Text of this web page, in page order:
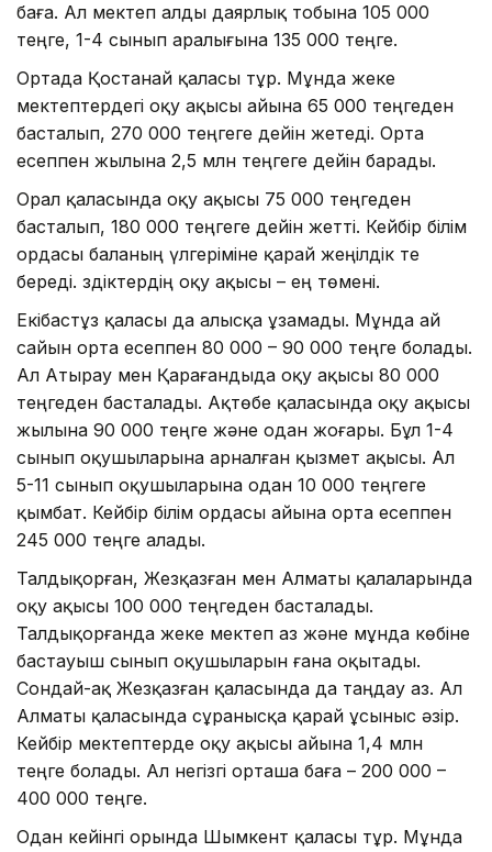
баға. Ал мектеп алды даярлық тобына 105 000
теңге, 1-4 сынып аралығына 135 000 теңге.
Ортада Қостанай қаласы тұр. Мұнда жеке
мектептердегі оқу ақысы айына 65 000 теңгеден
басталып, 270 000 теңгеге дейін жетеді. Орта
есеппен жылына 2,5 млн теңгеге дейін барады.
Орал қаласында оқу ақысы 75 000 теңгеден
басталып, 180 000 теңгеге дейін жетті. Кейбір білім
ордасы баланың үлгеріміне қарай жеңілдік те
береді. Үздіктердің оқу ақысы – ең төмені.
Екібастұз қаласы да алысқа ұзамады. Мұнда ай
сайын орта есеппен 80 000 – 90 000 теңге болады.
Ал Атырау мен Қарағандыда оқу ақысы 80 000
теңгеден басталады. Ақтөбе қаласында оқу ақысы
жылына 90 000 теңге және одан жоғары. Бұл 1-4
сынып оқушыларына арналған қызмет ақысы. Ал
5-11 сынып оқушыларына одан 10 000 теңгеге
қымбат. Кейбір білім ордасы айына орта есеппен
245 000 теңге алады.
Талдықорған, Жезқазған мен Алматы қалаларында
оқу ақысы 100 000 теңгеден басталады.
Талдықорғанда жеке мектеп аз және мұнда көбіне
бастауыш сынып оқушыларын ғана оқытады.
Сондай-ақ Жезқазған қаласында да таңдау аз. Ал
Алматы қаласында сұранысқа қарай ұсыныс әзір.
Кейбір мектептерде оқу ақысы айына 1,4 млн
теңге болады. Ал негізгі орташа баға – 200 000 –
400 000 теңге.
Одан кейінгі орында Шымкент қаласы тұр. Мұнда